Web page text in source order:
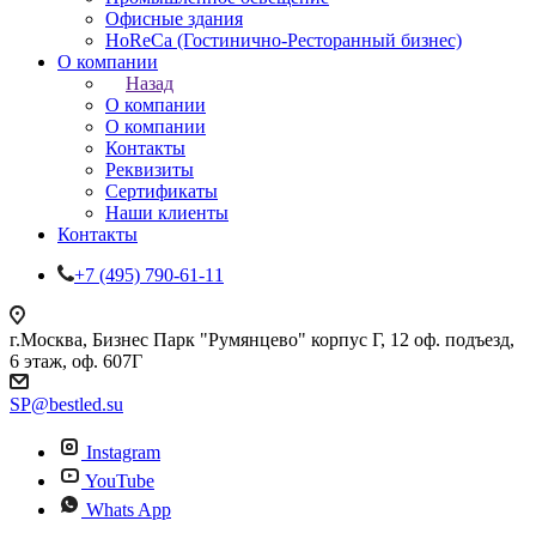
Офисные здания
HoReCa (Гостинично-Ресторанный бизнес)
О компании
Назад
О компании
О компании
Контакты
Реквизиты
Сертификаты
Наши клиенты
Контакты
+7 (495) 790-61-11
г.Москва, Бизнес Парк "Румянцево" корпус Г, 12 оф. подъезд,
6 этаж, оф. 607Г
SP@bestled.su
Instagram
YouTube
Whats App